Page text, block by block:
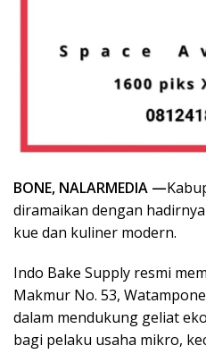
BONE, NALARMEDIA —
diramaikan dengan
kue dan kuliner modern.
Indo Bake Supply resmi
Makmur No. 53,
dalam mendukung geliat
bagi pelaku usaha mikro,